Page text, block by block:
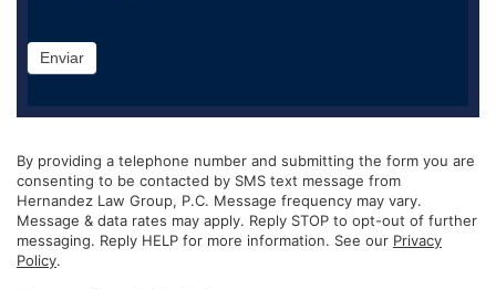
Enviar
By providing a telephone number and submitting the form you are
consenting to be contacted by SMS text message from
Hernandez Law Group, P.C. Message frequency may vary.
Message & data rates may apply. Reply STOP to opt-out of further
messaging. Reply HELP for more information. See our Privacy
Policy.